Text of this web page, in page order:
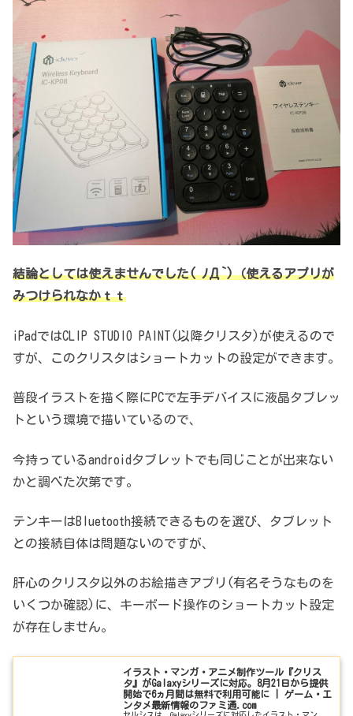
結論としては使えませんでした( ﾉД`)（使えるアプリが
みつけられなかｔｔ
iPadではCLIP STUDIO PAINT(以降クリスタ)が使えるので
すが、このクリスタはショートカットの設定ができます。
普段イラストを描く際にPCで左手デバイスに液晶タブレッ
トという環境で描いているので、
今持っているandroidタブレットでも同じことが出来ない
かと調べた次第です。
テンキーはBluetooth接続できるものを選び、タブレット
との接続自体は問題ないのですが、
肝心のクリスタ以外のお絵描きアプリ(有名そうなものを
いくつか確認)に、キーボード操作のショートカット設定
が存在しません。
イラスト・マンガ・アニメ制作ツール『クリス
タ』がGalaxyシリーズに対応。8月21日から提供
開始で6ヵ月間は無料で利用可能に | ゲーム・エ
ンタメ最新情報のファミ通.com